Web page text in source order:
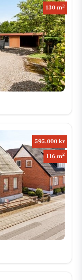
130 m2
595.000 kr
116 m2